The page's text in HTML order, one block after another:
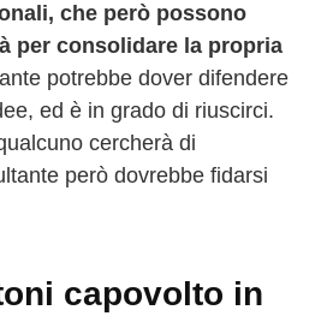
che però possono
per consolidare la propria
potrebbe dover difendere
ed è in grado di riuscirci.
cercherà di
però dovrebbe fidarsi
capovolto in